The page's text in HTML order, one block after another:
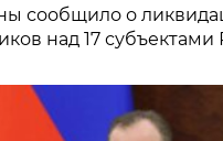
сообщило о
над 17 субъектами